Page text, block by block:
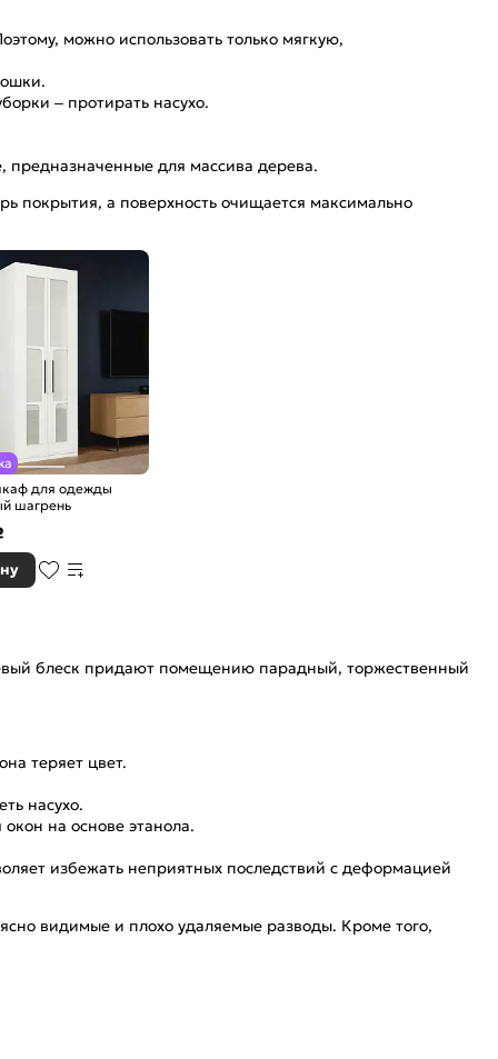
можно использовать только мягкую,
– протирать насухо.
предназначенные для массива дерева.
покрытия, а поверхность очищается максимально
для одежды
шагрень
блеск придают помещению парадный, торжественный
теряет цвет.
насухо.
на основе этанола.
избежать неприятных последствий с деформацией
видимые и плохо удаляемые разводы. Кроме того,